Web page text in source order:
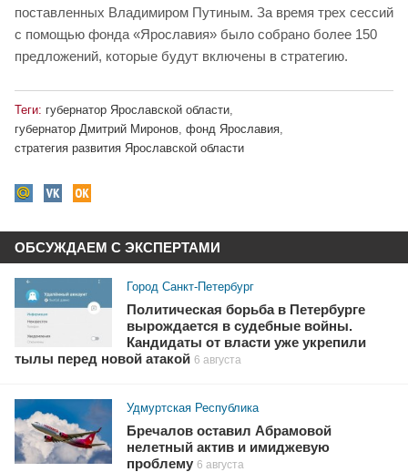
поставленных Владимиром Путиным. За время трех сессий
с помощью фонда «Ярославия» было собрано более 150
предложений, которые будут включены в стратегию.
Теги: губернатор Ярославской области
губернатор Дмитрий Миронов, фонд Ярославия,
стратегия развития Ярославской области
ОБСУЖДАЕМ С ЭКСПЕРТАМИ
Город Санкт-Петербург
Политическая борьба в Петербурге
вырождается в судебные войны.
Кандидаты от власти уже укрепили
тылы перед новой атакой 6 августа
Удмуртская Республика
Бречалов оставил Абрамовой
нелетный актив и имиджевую
проблему 6 августа